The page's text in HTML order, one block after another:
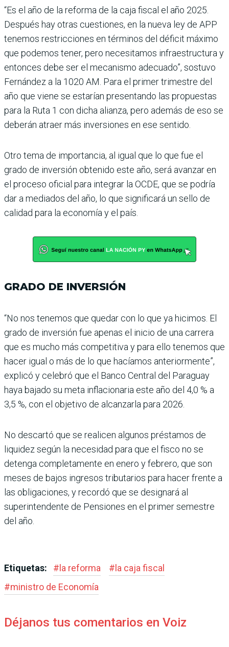
“Es el año de la reforma de la caja fiscal el año 2025.
Des­pués hay otras cuestiones, en la nueva ley de APP
tenemos restricciones en términos del déficit máximo
que pode­mos tener, pero necesitamos infraestructura y
entonces debe ser el mecanismo ade­cuado”, sostuvo
Fernández a la 1020 AM. Para el primer trimestre del
año que viene se estarían presentando las propuestas
para la Ruta 1 con dicha alianza, pero además de eso se
deberán atraer más inversiones en ese sentido.
Otro tema de importancia, al igual que lo que fue el
grado de inversión obtenido este año, será avanzar en
el proceso ofi­cial para integrar la OCDE, que se podría
dar a mediados del año, lo que significará un sello de
calidad para la econo­mía y el país.
GRADO DE INVERSIÓN
“No nos tenemos que que­dar con lo que ya hicimos. El
grado de inversión fue apenas el inicio de una carrera
que es mucho más competitiva y para ello tenemos que
hacer igual o más de lo que hacía­mos anteriormente”,
explicó y celebró que el Banco Central del Paraguay
haya bajado su meta inflacionaria este año del 4,0 % a
3,5 %, con el obje­tivo de alcanzarla para 2026.
No descartó que se realicen algunos préstamos de
liqui­dez según la necesidad para que el fisco no se
detenga completamente en enero y febrero, que son
meses de bajos ingresos tributarios para hacer frente a
las obliga­ciones, y recordó que se desig­nará al
superintendente de Pensiones en el primer semes­tre
del año.
Etiquetas: #la reforma #la caja fiscal
#ministro de Econo­mía
Déjanos tus comentarios en Voiz